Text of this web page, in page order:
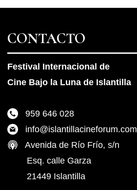
CONTACTO
Festival Internacional de
Cine Bajo la Luna de Islantilla
959 646 028
info@islantillacineforum.com
Avenida de Río Frío, s/n
Esq. calle Garza
21449 Islantilla